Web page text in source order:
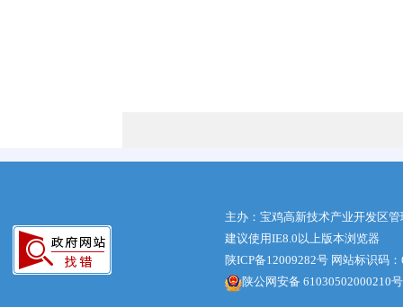
主办：宝鸡高新技术产业开发区
建议使用IE8.0以上版本浏览器
陕ICP备12009282号 网站标识码
陕公网安备 61030502000210号